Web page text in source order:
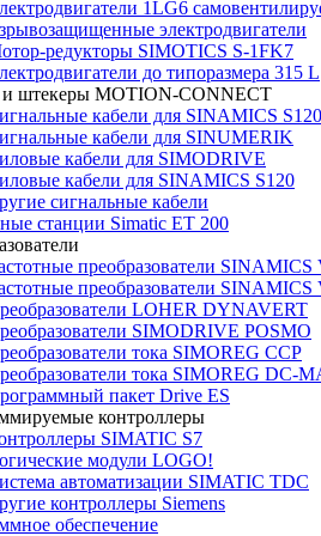
1LG6
электродвигатели
редукторы SIMOTICS S-1FK7
до типоразмера 315 L
и штекеры MOTION-CONNECT
кабели для SINAMICS S120
кабели для SINUMERIK
кабели для SIMODRIVE
кабели для SINAMICS S120
сигнальные кабели
станции Simatic ET 200
преобразователи SINAMICS
преобразователи SINAMICS
LOHER DYNAVERT
SIMODRIVE POSMO
тока SIMOREG CCP
тока SIMOREG DC-
пакет Drive ES
контроллеры
SIMATIC S7
модули LOGO!
автоматизации SIMATIC TDC
контроллеры Siemens
обеспечение